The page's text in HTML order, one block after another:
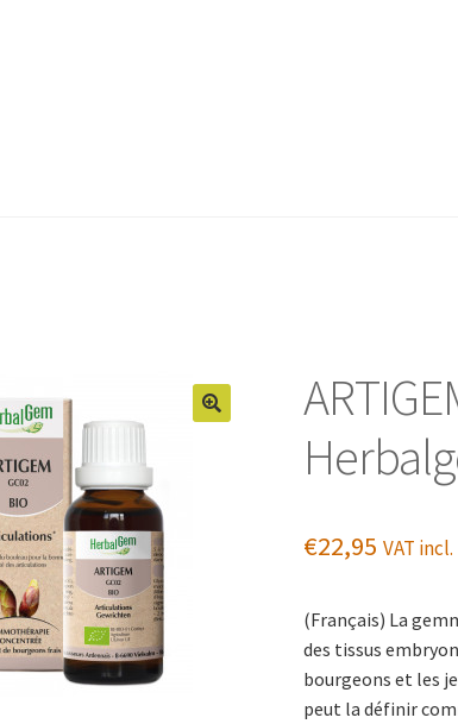
€22,95 VAT incl.
(Français) La
des tissus
bourgeons et les
peut la définir